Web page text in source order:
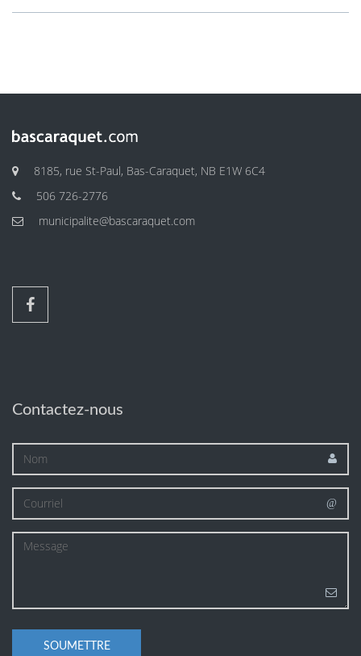
8185, rue St-Paul, Bas-Caraquet, NB E1W 6C4
506 726-2776
municipalite@bascaraquet.com
Contactez-nous